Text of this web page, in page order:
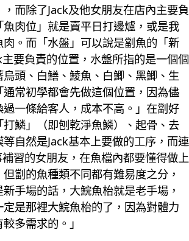
而除了Jack及他女朋友在店內主要負
肉位」就是賣平日打邊爐，或是我
。而「水盤」可以說是劏魚的「新
要負責的位置，水盤所指的是一個個
頭、白鱔、鯪魚、白鯽、黑鯽、生
常初學都會先做這個位置，因為儘
一條給客人，成本不高。」在劏好
鱗」（即刨乾淨魚鱗）、起骨、去
自然是Jack基本上要做的工序，而連
習的女朋友，在魚檔內都要懂得做上
劏的魚種類不同都有難易度之分，
手場的話，大鯇魚枱就是老手場，
定是那裡大鯇魚枱的了，因為對體力
多需求的。」